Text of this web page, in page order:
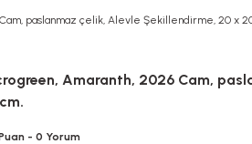
paslanmaz çelik, Alevle Şekillendirme, 20 x
Amaranth, 2026 Cam,
- 0 Yorum